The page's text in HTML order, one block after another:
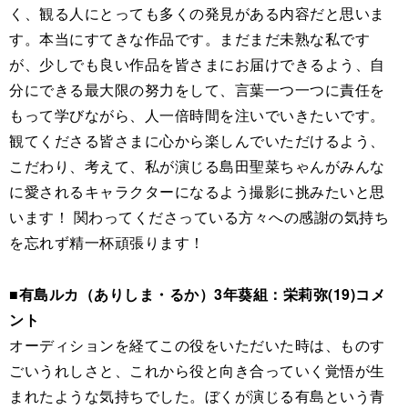
く、観る人にとっても多くの発見がある内容だと思いま
す。本当にすてきな作品です。まだまだ未熟な私です
が、少しでも良い作品を皆さまにお届けできるよう、自
分にできる最大限の努力をして、言葉一つ一つに責任を
もって学びながら、人一倍時間を注いでいきたいです。
観てくださる皆さまに心から楽しんでいただけるよう、
こだわり、考えて、私が演じる島田聖菜ちゃんがみんな
に愛されるキャラクターになるよう撮影に挑みたいと思
います！ 関わってくださっている方々への感謝の気持ち
を忘れず精一杯頑張ります！
■有島ルカ（ありしま・るか）3年葵組：栄莉弥(19)コメ
ント
オーディションを経てこの役をいただいた時は、ものす
ごいうれしさと、これから役と向き合っていく覚悟が生
まれたような気持ちでした。ぼくが演じる有島という青